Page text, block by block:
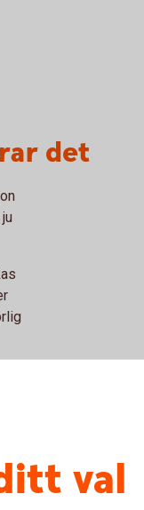
det
val